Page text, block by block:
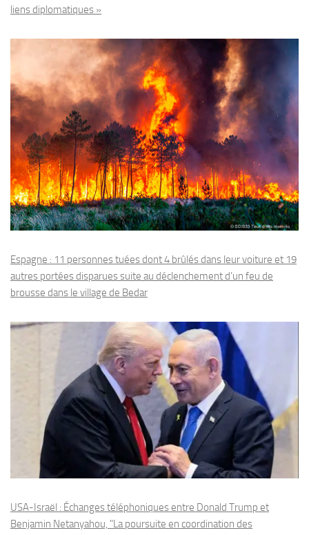
liens diplomatiques »
Espagne : 11 personnes tuées dont 4 brûlés dans leur voiture et 19
autres portées disparues suite au déclenchement d’un feu de
brousse dans le village de Bedar
USA-Israël : Échanges téléphoniques entre Donald Trump et
Benjamin Netanyahou, "La poursuite en coordination des